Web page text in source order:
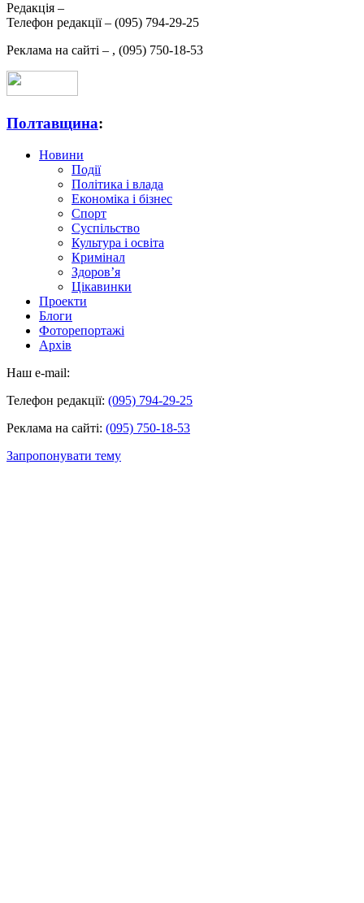
Редакція –
Телефон редакції – (095) 794-29-25
Реклама на сайті – , (095) 750-18-53
Полтавщина:
Новини
Події
Політика і влада
Економіка і бізнес
Спорт
Суспільство
Культура і освіта
Кримінал
Здоров’я
Цікавинки
Проекти
Блоги
Фоторепортажі
Архів
Наш e-mail:
Телефон редакції: (095) 794-29-25
Реклама на сайті: (095) 750-18-53
Запропонувати тему